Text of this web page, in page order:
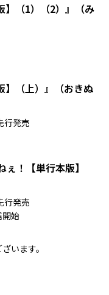
（1）（2）』
（み
】（上）』（おきぬ
行発売
！【単行本版】
行発売
始
います。